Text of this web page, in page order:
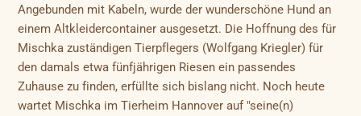
Angebunden mit Kabeln, wurde der wunderschöne Hund an
einem Altkleidercontainer ausgesetzt. Die Hoffnung des für
Mischka zuständigen Tierpflegers (Wolfgang Kriegler) für
den damals etwa fünfjährigen Riesen ein passendes
Zuhause zu finden, erfüllte sich bislang nicht. Noch heute
wartet Mischka im Tierheim Hannover auf "seine(n)